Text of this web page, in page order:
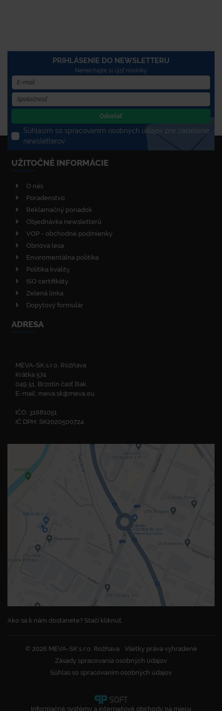
PRIHLÁSENIE DO NEWSLETTERU
Nenechajte si újsť novinky
Odoslať
Súhlasím so spracovaním osobných údajov pre zasielanie
newsletterov
UŽITOČNÉ INFORMÁCIE
O nás
Poradenstvo
Reklamačný poriadok
Objednávka newsletterů
VOP - obchodné podmienky
Obnova lesa
Enviromentálna politika
Politika kvality
ISO certifikáty
Zelená linka
Dopytový formulár
ADRESA
MEVA-SK s.r.o. Rožňava
Krátka 574
049 51, Brzotín časť Bak
E-mail: meva.sk@meva.eu
IČO: 31681051
IČ DPH: SK2020500724
Ako sa k nám dostanete? Stačí kliknúť.
© 2026 MEVA-SK s.r.o. Rožňava
Všetky práva vyhradené
Zásady spracovania osobných údajov
Súhlas so spracovaním osobných údajov
Informačné systémy a internetové obchody na mieru